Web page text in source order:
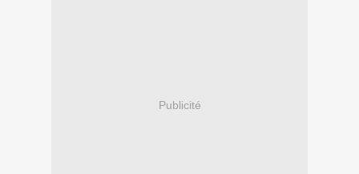
Publicité